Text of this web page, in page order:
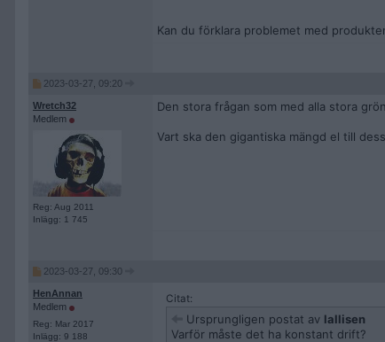
Kan du förklara problemet med
2023-03-27, 09:20
Wretch32
Medlem
Reg: Aug 2011
Inlägg: 1 745
Den stora frågan som med alla stora
Vart ska den gigantiska mängd el till
2023-03-27, 09:30
HenAnnan
Medlem
Reg: Mar 2017
Inlägg: 9 188
Citat:
Ursprungligen postat av lallisen
Varför måste det ha konstant drift?